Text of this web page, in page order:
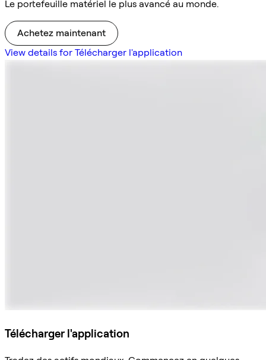
Le portefeuille matériel le plus avancé au monde.
Achetez maintenant
View details for Télécharger l'application
Télécharger l'application